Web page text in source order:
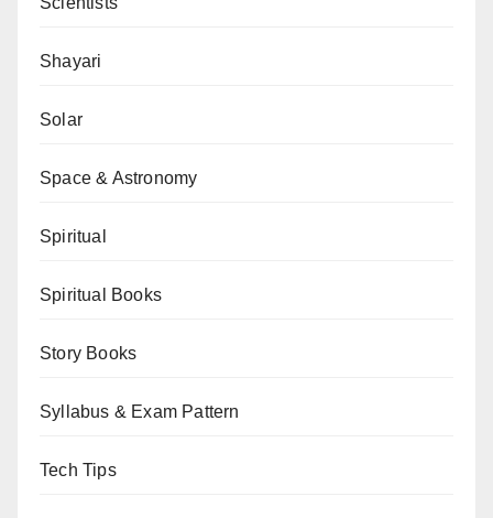
Shayari
Solar
Space & Astronomy
Spiritual
Spiritual Books
Story Books
Syllabus & Exam Pattern
Tech Tips